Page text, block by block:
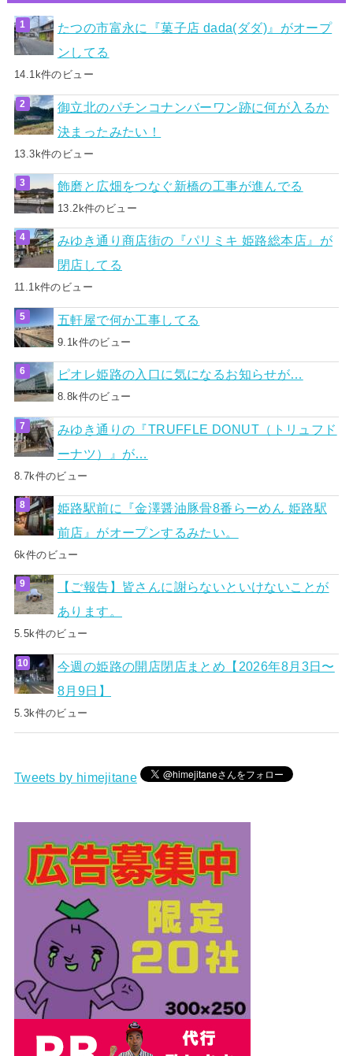
たつの市富永に『菓子店 dada(ダダ)』がオープ
ンしてる
14.1k件のビュー
御立北のパチンコナンバーワン跡に何が入るか
決まったみたい！
13.3k件のビュー
飾磨と広畑をつなぐ新橋の工事が進んでる
13.2k件のビュー
みゆき通り商店街の『パリミキ 姫路総本店』が
閉店してる
11.1k件のビュー
五軒屋で何か工事してる
9.1k件のビュー
ピオレ姫路の入口に気になるお知らせが…
8.8k件のビュー
みゆき通りの『TRUFFLE DONUT（トリュフド
ーナツ）』が…
8.7k件のビュー
姫路駅前に『金澤醤油豚骨8番らーめん 姫路駅
前店』がオープンするみたい。
6k件のビュー
【ご報告】皆さんに謝らないといけないことが
あります。
5.5k件のビュー
今週の姫路の開店閉店まとめ【2026年8月3日〜
8月9日】
5.3k件のビュー
Tweets by himejitane